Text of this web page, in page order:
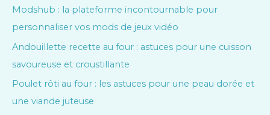
Modshub : la plateforme incontournable pour
personnaliser vos mods de jeux vidéo
Andouillette recette au four : astuces pour une cuisson
savoureuse et croustillante
Poulet rôti au four : les astuces pour une peau dorée et
une viande juteuse